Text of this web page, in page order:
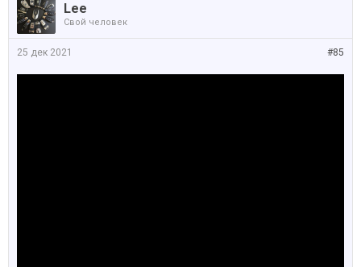
Lee
Свой человек
#85
25 дек 2021